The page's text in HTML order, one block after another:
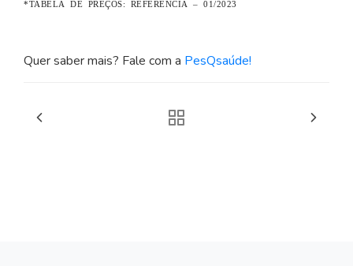
*TABELA DE PREÇOS: REFERÊNCIA – 01/2023
Quer saber mais? Fale com a PesQsaúde!